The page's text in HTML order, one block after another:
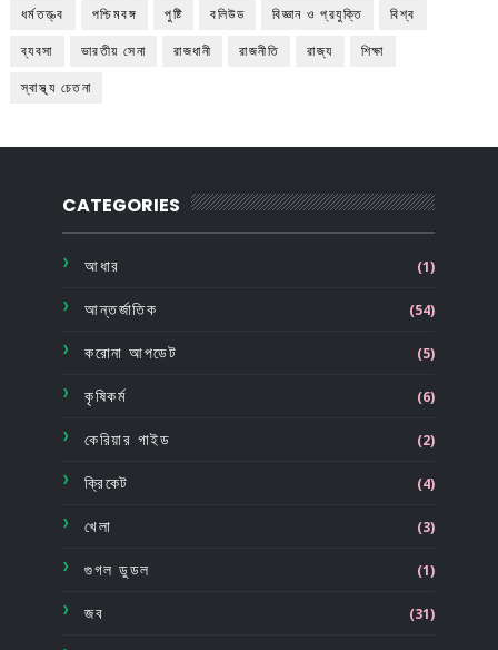
ধর্মতত্ত্ব
পশ্চিমবঙ্গ পুষ্টি বলিউড বিজ্ঞান ও প্রযুক্তি
বিশ্ব
ব্যবসা
ভারতীয় সেনা রাজধানী রাজনীতি রাজ্য
শিক্ষা
স্বাস্থ্য চেতনা
CATEGORIES
আধার (1)
আন্তর্জাতিক (54)
করোনা আপডেট (5)
কৃষিকর্ম (6)
কেরিয়ার গাইড (2)
ক্রিকেট (4)
খেলা (3)
গুগল ডুডল (1)
জব (31)